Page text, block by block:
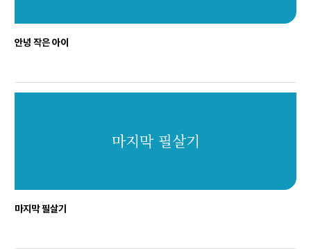
안녕 작은 아이
마지막 필살기
마지막 필살기